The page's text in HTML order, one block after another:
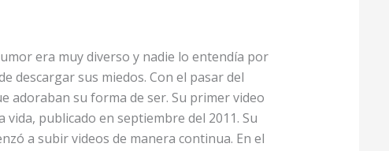
era muy diverso y nadie lo entendía por
descargar sus miedos. Con el pasar del
adoraban su forma de ser. Su primer video
vida, publicado en septiembre del 2011. Su
a subir videos de manera continua. En el